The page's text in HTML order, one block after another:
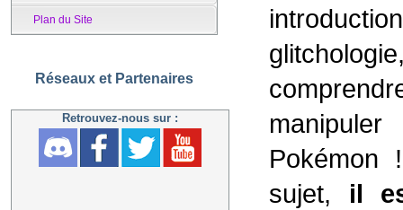
Plan du Site
Réseaux et Partenaires
Retrouvez-nous sur :
Pokémon
sujet, il